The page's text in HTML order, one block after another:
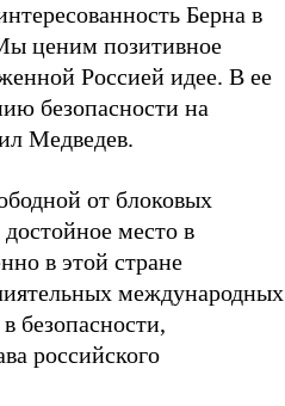
Берна в
ценим позитивное
Россией идее. В ее
безопасности на
Медведев.
от блоковых
место в
в этой стране
международных
безопасности,
российского